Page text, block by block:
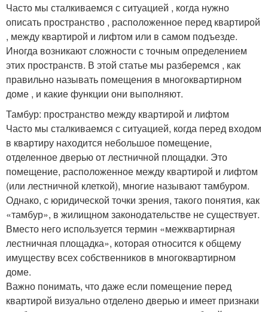
Часто мы сталкиваемся с ситуацией , когда нужно
описать пространство , расположенное перед квартирой
, между квартирой и лифтом или в самом подъезде.
Иногда возникают сложности с точным определением
этих пространств. В этой статье мы разберемся , как
правильно называть помещения в многоквартирном
доме , и какие функции они выполняют.
Тамбур: пространство между квартирой и лифтом
Часто мы сталкиваемся с ситуацией, когда перед входом
в квартиру находится небольшое помещение,
отделенное дверью от лестничной площадки. Это
помещение, расположенное между квартирой и лифтом
(или лестничной клеткой), многие называют тамбуром.
Однако, с юридической точки зрения, такого понятия, как
«тамбур», в жилищном законодательстве не существует.
Вместо него используется термин «межквартирная
лестничная площадка», которая относится к общему
имуществу всех собственников в многоквартирном
доме.
Важно понимать, что даже если помещение перед
квартирой визуально отделено дверью и имеет признаки